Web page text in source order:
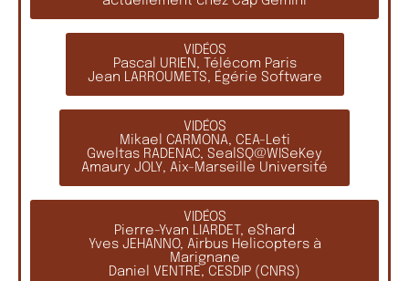
VIDÉOS
Pascal URIEN, Télécom Paris
Jean LARROUMETS, Égérie Software
VIDÉOS
Mikael CARMONA, CEA-Leti
Gweltas RADENAC, SealSQ@WISeKey
Amaury JOLY, Aix-Marseille Université
VIDÉOS
Pierre-Yvan LIARDET, eShard
Yves JEHANNO, Airbus Helicopters à
Marignane
Daniel VENTRE, CESDIP (CNRS)